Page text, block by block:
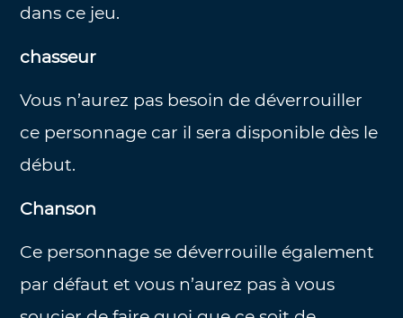
dans ce jeu.
chasseur
Vous n’aurez pas besoin de déverrouiller
ce personnage car il sera disponible dès le
début.
Chanson
Ce personnage se déverrouille également
par défaut et vous n’aurez pas à vous